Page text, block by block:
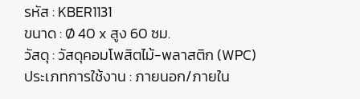
รหัส : KBER1131
ขนาด : Ø 40 x สูง 60 ซม.
วัสดุ : วัสดุคอมโพสิตไม้-พลาสติก (WPC)
ประเภทการใช้งาน : ภายนอก/ภายใน